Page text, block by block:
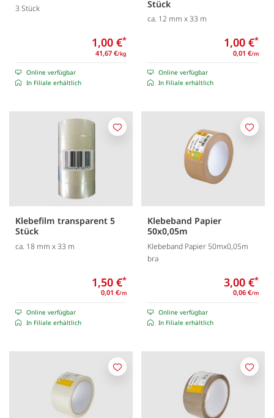
3 Stück
1,00 €*
41,67 €/kg
Online verfügbar
In Filiale erhältlich
Stück
ca. 12 mm x 33 m
1,00 €*
0,01 €/m
Online verfügbar
In Filiale erhältlich
Klebefilm transparent 5
Stück
ca. 18 mm x 33 m
1,50 €*
0,01 €/m
Online verfügbar
In Filiale erhältlich
Merken
Klebeband Papier
50x0,05m
Klebeband Papier 50mx0,05m
bra
3,00 €*
0,06 €/m
Online verfügbar
In Filiale erhältlich
Merken